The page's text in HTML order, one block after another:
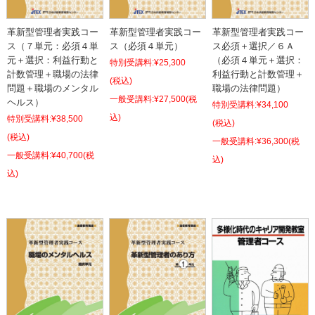
革新型管理者実践コー
ス（７単元：必須４単
元＋選択：利益行動と
計数管理＋職場の法律
問題＋職場のメンタル
ヘルス）
特別受講料:¥38,500
(税込)
¥40,700(税
込)
革新型管理者実践コー
ス（必須４単元）
特別受講料:¥25,300
(税込)
¥27,500(税
込)
革新型管理者実践コー
ス必須＋選択／６Ａ
（必須４単元＋選択：
利益行動と計数管理＋
職場の法律問題）
特別受講料:¥34,100
(税込)
¥36,300(税
込)